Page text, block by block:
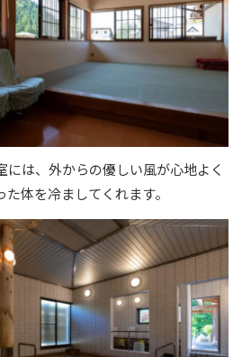
には、外からの優しい風が心地よく
体を冷ましてくれます。